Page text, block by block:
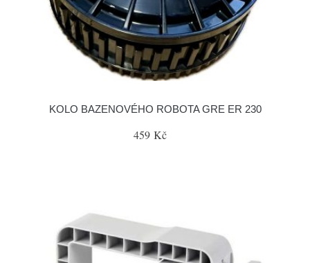
KOLO BAZENOVÉHO ROBOTA GRE ER 230
459 Kč